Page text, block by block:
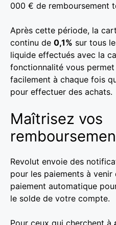
000 € de remboursement
Après cette période, la
continu de 0,1% sur tous
liquide effectués avec la
fonctionnalité vous permet
facilement à chaque fois
pour effectuer des achats.
Maîtrisez vos
Revolut envoie des
pour les paiements à
paiement automatique
le solde de votre compte.
Pour ceux qui cherchent à